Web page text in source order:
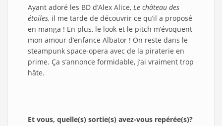
Ayant adoré les BD d’Alex Alice, Le château des
étoiles, il me tarde de découvrir ce qu’il a proposé
en manga ! En plus, le look et le pitch m’évoquent
mon amour d’enfance Albator ! On reste dans le
steampunk space-opera avec de la piraterie en
prime. Ça s’annonce formidable, j’ai vraiment trop
hâte.
Et vous, quelle(s) sortie(s) avez-vous repérée(s)?